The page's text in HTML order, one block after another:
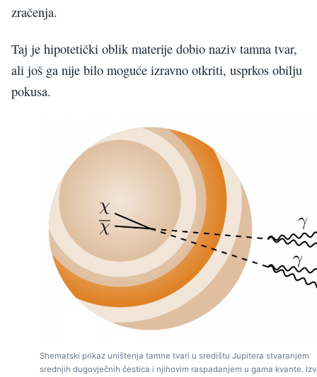
zračenja.
Taj je hipotetički oblik materije dobio naziv tamna tvar,
ali još ga nije bilo moguće izravno otkriti, usprkos obilju
pokusa.
Shematski prikaz uništenja tamne tvari u središtu Jupitera stvaranjem
srednjih dugovječnih čestica i njihovim raspadanjem u gama kvante.